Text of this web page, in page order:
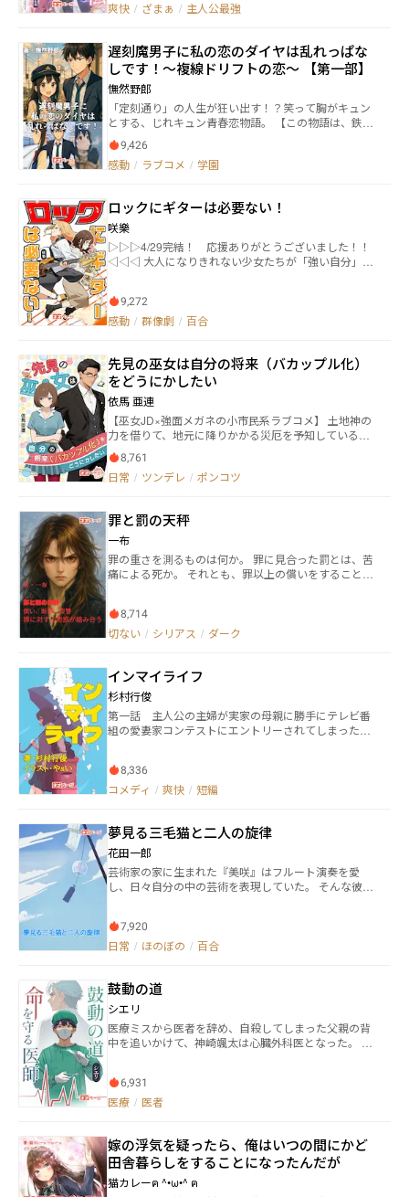
いて余命わずか」と噂される名門御曹司と契約結婚を
配信サイト《WeTube》のサバイバル企画。 私はそこ
で、偽善を武器にした義妹を生配信で叩き潰し、偽り
の家を崩壊させ、前世の怨を清算していく。 だが——
彼の“呪い”の真実が、私の亡き母の故郷に繋がってい
ると知ったとき、復讐だけでは終われない物語が始ま
る。 それは、復讐の魔女と呪われた御曹司が、互いを
救い合いながら生き直す、運命の再生譚。
爽快 / ざまぁ / 主人公最強
遅刻魔男子に私の恋のダイヤは乱れっぱな
しです！〜複線ドリフトの恋〜 【第一部】
憮然野郎
「定刻通り」の人生が狂い出す！？笑って胸がキュン
とする、じれキュン青春恋物語。 【この物語は、鉄道
オタ女という仮面を被った、じれキュン全開の青春ド
ラマである】 「定刻通り」の人生しか知らなかった“早
すぎ”ヒロイン・のぞみと、人生がいつも遅延気味
れキュンラブコメです。 鉄道知識は一切不要。難しい
設定もなし。 ただ、笑って、きゅんとして、時々ちょ
っと切なくなって――ガチガチだった心が少しずつほどけ
ていく、そんな二人の感情の揺れを楽しむ物語です。
梗概 速杉のぞみ、17歳。 鉄道が大好きで、時間にも
を隠すように、完璧なダイヤ通りの日常を守ってき
た。恋なんて、自分には関係ない。 そんな彼女の前に
現れたのが、遅刻常習犯で、空気も読めず、でもなぜ
に振り回されながら、のぞみの“定刻”だったはずの心
は、激しく乱れ始める。 駅での言い合い、旅先でのハ
プニング、予想外の優しさ。 「遅れること」を極度に
恐れていたはずなのに、彼の隣にいると、不思議と世
界が少しだけ鮮やかに見えてくる。 二人の距離は近い
ようで遠く、遠いようで近い。 不器用ですれ違いなが
らも、縮まっていく「感情のダイヤ」。 中盤以降、新
たなライバルの登場や、過去のトラウマに向き合う小
さな事件をきっかけに、物語は単なるドタバタから、
互いの傷をそっと癒やし合う深い人間ドラマへと加速
また笑える。 ガチガチだった心がほどけ、自分の物語
をもう一度好きになる――そんな“読みやすくて止まらな
い”青春ラブコメです。
9,426
感動 / ラブコメ / 学園
ロックにギターは必要ない！
咲樂
▷▷▷4/29完結！ 応援ありがとうございました！！
◁◁◁ 大人になりきれない少女たちが「強い自分」を
＝＝＝＝＝＝＝＝＝＝＝＝＝＝＝＝＝＝＝＝＝＝＝＝
＝＝ メジャーガールズバンド『サマーバケーション』
会い〝（あてつけの）ギターレスバンド〟の結成を目
論む。 しかし、蓮美は高校時代のトラウマにより、誰
かと合奏することに拒否反応を示していた。 持ち前の
豪胆さで彼女をバンドに引き入れた涼夏は、スパダリ
系イケメンドラマーの千春、声の小さい無自覚美少女
ボーカリストの緋音と共に、メジャーを目指してデビ
ューを果たす。 しかし向日葵も、新たなバンドを立ち
上げて立ちはだかり―― 自分の信じる“音楽”を貫いて、現
代ロックシーンに旋風を巻き起こせ！
9,272
感動 / 群像劇 / 百合
先見の巫女は自分の将来（バカップル化）
をどうにかしたい
依馬 亜連
【巫女JD×強面メガネの小市民系ラブコメ】 土地神の
力を借りて、地元に降りかかる災厄を予知している巫
女の鈴緒（すずお）。 彼女はある日、自分が近い将来
とある男性とイチャイチャバカップル化する未来を視
てしまった。 その男性こと銀之介（ぎんのすけ）は兄
か未来を変えようともがく鈴緒は、無表情小姑な銀之
介とのゆるふわ攻防戦を繰り広げる羽目に。 果たして
彼女は、割と重めの感情を抱え持っている彼から逃げ
おおせることが出来るのだろうか。 ――たぶん無理です
ね、はい。 （毎週だいたい火・木・土に更新予定で
8,761
日常 / ツンデレ / ポンコツ
罪と罰の天秤
一布
罪の重さを測るものは何か。 罪に見合った罰とは、苦
痛による死か。 それとも、罪以上の償いをすること
殊部隊SCPTに所属し、武装犯罪等の鎮圧に従事して
いる。 クロマチン能力者である佐川亜紀斗は、少年の
課の警察官により更生した。 クロマチン能力の素養が
あった彼は特殊部隊に所属しながらも、罪を犯した人
達を更生させ、償いながら生きていけるように尽力し
ていた。 クロマチン能力者である笹島咲花は、幼い
頃、大好きな姉を亡くした。 姉は非行少年達に拉致さ
し、少年達に下った刑罰は、犯した罪に比べてあまり
に軽いものだった。 鬼畜にも劣る凶悪犯は、駆逐すべ
きだ。 残酷な事件に向き合いながら、咲花は凶悪犯達
し、犯人が権力者の身内だったため、その事実は隠蔽
される。また、流された虚偽の内容により、被害者で
あるはずの彼の家族は、国民から批難を受けた。 SCP
T隊員となった彼は、家族が惨殺された真実に辿り着
き、行方を眩ませる。国に復讐するために。 罪を償わ
特殊能力を持つ、異なる思想を持つ三者。 彼等の出会
いにより、それぞれの思いが交わり、ぶつかり合う。
※この物語はフィクションです。実在の人物、団体等と
沿線名、駅名等についても、現実に同一名のものがあ
ったとしても、架空のものです。
8,714
切ない / シリアス / ダーク
インマイライフ
杉村行俊
第一話 主人公の主婦が実家の母親に勝手にテレビ番
組の愛妻家コンテストにエントリーされてしまった。
する。 第二話 妻が宝くじの当たりやすいひとの特徴
記事が夫にマッチしていることを教えた。それからし
め、置屋に弟子入りすることになった。苦しい修行の
末、ようやく舞妓になることができたのだがすぐに実
家に帰されてしまうことになった。意気消沈した親娘
は・・・。 第四話 主人公は雑誌の取材のためフラン
ス人シェフの家を訪ねる。和食器と洋食器の違いを教
をきかされることになる。 第五話 真は世界チャンプ
を夢見るボクサーだ。練習のため恋人の千鶴と会えな
い日々が続いていた。だから千鶴は軽い気持ちでボク
た親子は、途中気味の悪いお婆さんに出逢う。 第七
話 新しい試み。落語で漫才をやってみた。 第八話
主人公はネットゲームの世界でヒロインを演じてき
た。そんなある日オフ会にどうしても出席しなければ
ならなくなる。そこで彼女に頼み込んで主人公になり
九話 ふたつの部署に所属する新入社員の主人公は個
性的なふたりの上司に翻弄される。 第十話 本日のコ
ーヒーで使われている豆をクイズ形式てにしている喫
した悪戯をすることを思いつく。 第十一話 北方領土
でラーメン屋を営む主人公は、ある日隊と逸れたロシ
ア兵にラーメンを奢った。 第十二話 家族写真に見知
らぬ人間が写っていた。よくよく訊いてみた
8,336
コメディ / 爽快 / 短編
夢見る三毛猫と二人の旋律
花田一郎
芸術家の家に生まれた『美咲』はフルート演奏を愛
し、日々自分の中の芸術を表現していた。 そんな彼女
中、不思議な猫である『ミケ』に出会う。ミケは彼女
の夢の中に現れ、大切なメッセージを残していく。 そ
な夢を知っていた。 ミケの夢によって導かれ、親密に
なる二人。そんな彼女たちはお互いに特別な感情を抱
き、それに対して戸惑いを覚える。 しかし、そんな戸
惑いを払拭してくれたのもミケだった。夢でも現実で
も優しく導いてくれたミケも含め、この三人の関係は
気づいた美咲。 そして結衣も同じ気持ちであることを
伝え、三人はこれからも一緒に自分たちの物語を歩ん
でいくのだった。
7,920
日常 / ほのぼの / 百合
鼓動の道
シエリ
医療ミスから医者を辞め、自殺してしまった父親の背
中を追いかけて、神崎颯太は心臓外科医となった。 父
之介」と出会う。 彼と出会うことで回り始める颯太の
運命。目の前の患者を通じて颯太は成長していく。 患
6,931
医療 / 医者
嫁の浮気を疑ったら、俺はいつの間にかど
田舎暮らしをすることになったんだが
猫カレーฅ ^•ω•^ ฅ